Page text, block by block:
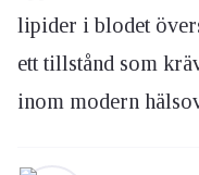
lipider i blodet
ett tillstånd som
inom modern